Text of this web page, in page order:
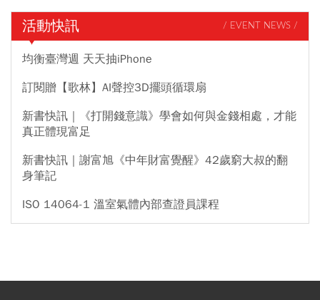
活動快訊 / EVENT NEWS /
均衡臺灣週 天天抽iPhone
訂閱贈【歌林】AI聲控3D擺頭循環扇
新書快訊｜《打開錢意識》學會如何與金錢相處，才能
真正體現富足
新書快訊｜謝富旭《中年財富覺醒》42歲窮大叔的翻
身筆記
ISO 14064-1 溫室氣體內部查證員課程